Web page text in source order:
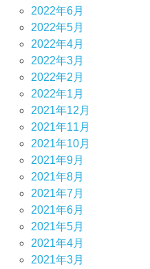
2022年6月
2022年5月
2022年4月
2022年3月
2022年2月
2022年1月
2021年12月
2021年11月
2021年10月
2021年9月
2021年8月
2021年7月
2021年6月
2021年5月
2021年4月
2021年3月